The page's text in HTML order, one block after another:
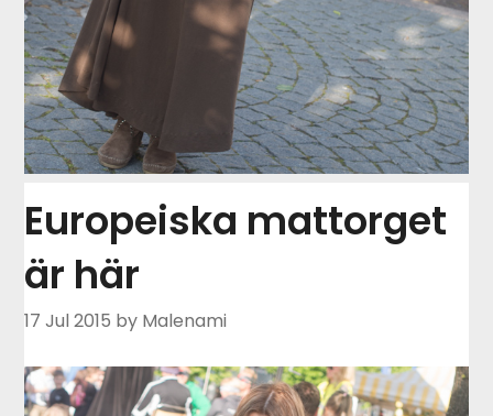
Europeiska mattorget
är här
17 Jul 2015 by Malenami